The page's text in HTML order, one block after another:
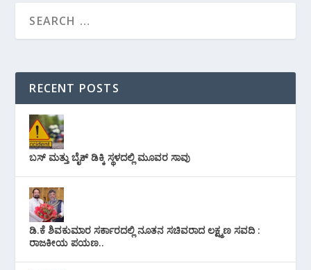
RECENT POSTS
ಬಸ್ ಮತ್ತು ಬೈಕ್ ಡಿಕ್ಕಿ ಸ್ಥಳದಲ್ಲಿ ಮೂವರ ಸಾವು
ಡಿ.ಕೆ ಶಿವಕುಮಾರ ಸರ್ಕಾರದಲ್ಲಿ ನೂತನ ಸಚಿವರಾದ ಲಕ್ಷ್ಮಣ ಸವದಿ :
ರಾಜಕೀಯ ಪಯಣ..